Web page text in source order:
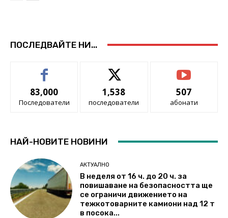
ПОСЛЕДВАЙТЕ НИ...
83,000
Последователи
1,538
последователи
507
абонати
НАЙ-НОВИТЕ НОВИНИ
АКТУАЛНО
В неделя от 16 ч. до 20 ч. за
повишаване на безопасността ще
се ограничи движението на
тежкотоварните камиони над 12 т
в посока...